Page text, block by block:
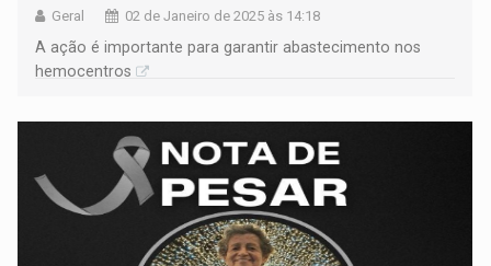
Geral 02 de Janeiro de 2025 às 14:18
A ação é importante para garantir abastecimento nos
hemocentros